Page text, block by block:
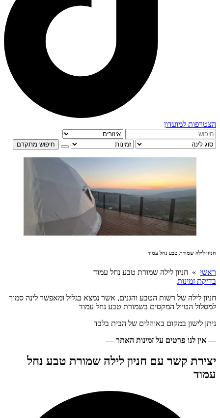
הצטרפות למועדון
חיפוש מתקדם
חניון לילה שמורת טבע נחל עמוד
ראשי » חניון לילה שמורת טבע נחל עמוד
בדיקת זמינות
חניון לילה של רשות הטבע והגנים, אשר נמצא בגליל ומאפשר לינה סמוך
למסלול הטיול המקסים בשמורת טבע נחל עמוד
ניתן לישון במקום באוהלים של הבית בלבד
— אין לנו פרטים על זמינות האתר —
יצירת קשר עם חניון לילה שמורת טבע נחל
עמוד